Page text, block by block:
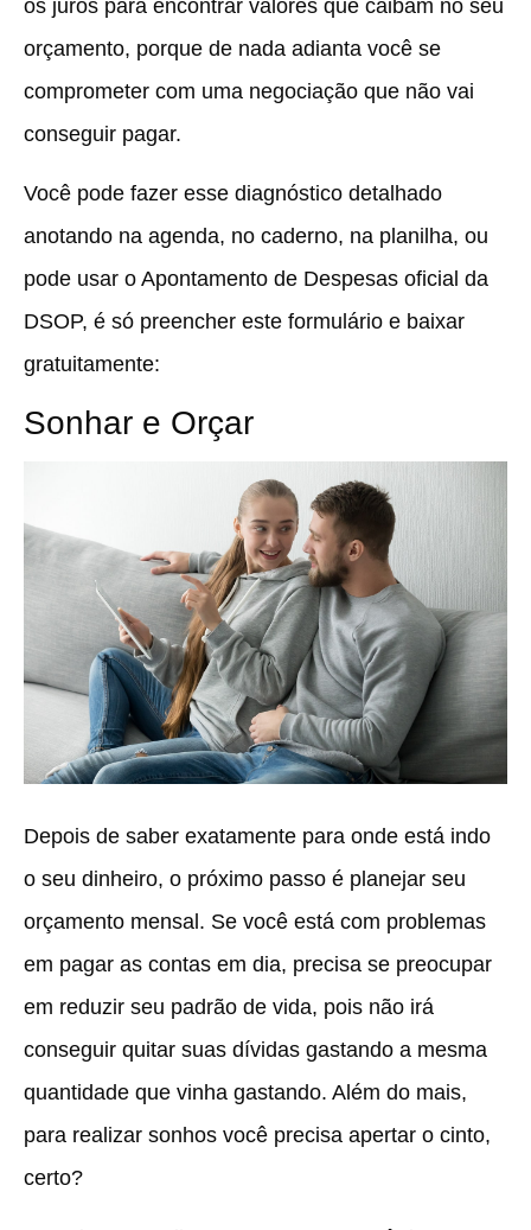
os juros para encontrar valores que caibam no seu
orçamento, porque de nada adianta você se
comprometer com uma negociação que não vai
conseguir pagar.
Você pode fazer esse diagnóstico detalhado
anotando na agenda, no caderno, na planilha, ou
pode usar o Apontamento de Despesas oficial da
DSOP, é só preencher este formulário e baixar
gratuitamente:
Sonhar e Orçar
Depois de saber exatamente para onde está indo
o seu dinheiro, o próximo passo é planejar seu
orçamento mensal. Se você está com problemas
em pagar as contas em dia, precisa se preocupar
em reduzir seu padrão de vida, pois não irá
conseguir quitar suas dívidas gastando a mesma
quantidade que vinha gastando. Além do mais,
para realizar sonhos você precisa apertar o cinto,
certo?